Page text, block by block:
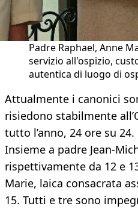
Padre Raphael, Anne
servizio all'ospizio,
autentica di luogo di
Attualmente i canonici
risiedono stabilmente
tutto l’anno, 24 ore su
Insieme a padre Jean-
rispettivamente da 12 e
Marie, laica consacrata
15. Tutti e tre sono